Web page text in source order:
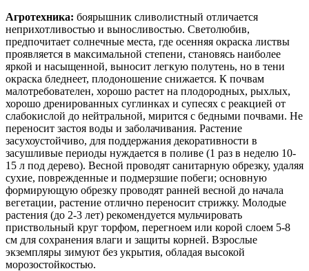
Агротехника: боярышник сливолистный отличается
неприхотливостью и выносливостью. Светолюбив,
предпочитает солнечные места, где осенняя окраска листвы
проявляется в максимальной степени, становясь наиболее
яркой и насыщенной, выносит легкую полутень, но в тени
окраска бледнеет, плодоношение снижается. К почвам
малотребователен, хорошо растет на плодородных, рыхлых,
хорошо дренированных суглинках и супесях с реакцией от
слабокислой до нейтральной, мирится с бедными почвами. Не
переносит застоя воды и заболачивания. Растение
засухоустойчиво, для поддержания декоративности в
засушливые периоды нуждается в поливе (1 раз в неделю 10-
15 л под дерево). Весной проводят санитарную обрезку, удаляя
сухие, поврежденные и подмерзшие побеги; основную
формирующую обрезку проводят ранней весной до начала
вегетации, растение отлично переносит стрижку. Молодые
растения (до 2-3 лет) рекомендуется мульчировать
приствольный круг торфом, перегноем или корой слоем 5-8
см для сохранения влаги и защиты корней. Взрослые
экземпляры зимуют без укрытия, обладая высокой
морозостойкостью.